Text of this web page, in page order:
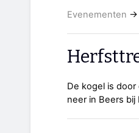
Evenementen →
De kogel is
neer in Beers